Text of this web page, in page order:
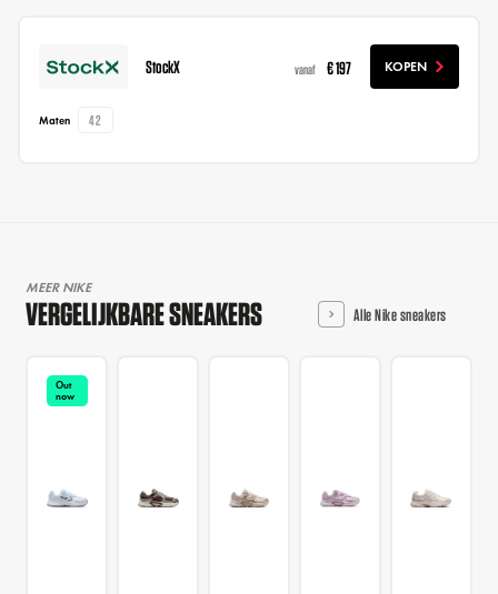
StockX vanaf € 197 KOPEN
Maten 42
MEER NIKE
VERGELIJKBARE SNEAKERS Alle Nike sneakers
Out
now